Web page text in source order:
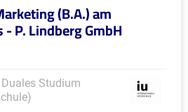
(B.A.) am
P. Lindberg GmbH
Studium